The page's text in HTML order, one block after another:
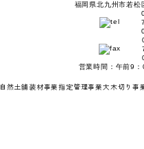
福岡県北九州市若松
営業時間：午前9
自然土舗装材事業指定管理事業大木切り事